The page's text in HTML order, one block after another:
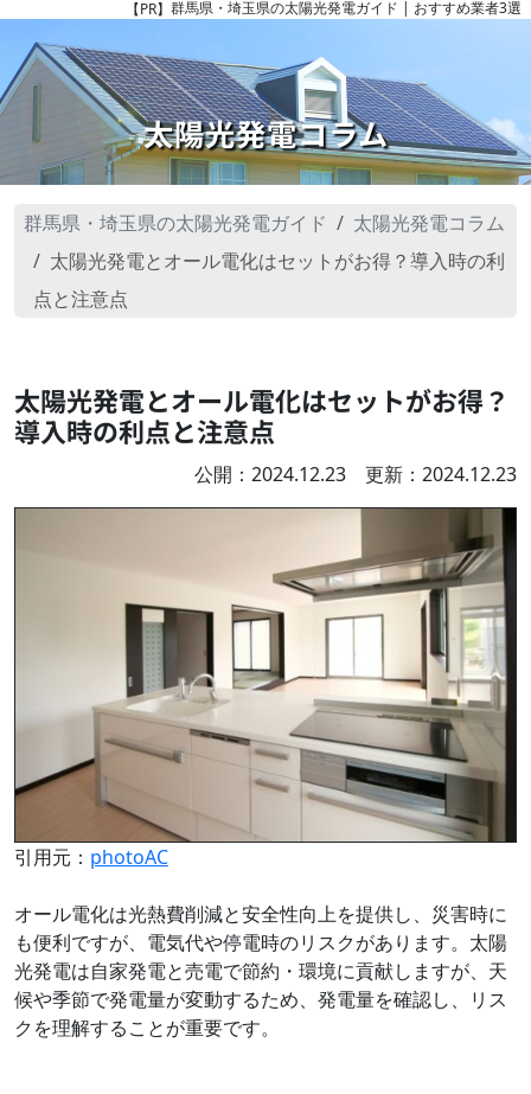
【PR】 群馬県・埼玉県の太陽光発電ガイド | おすすめ業者3選
太陽光発電コラム
群馬県・埼玉県の太陽光発電ガイド
太陽光発電コラム
太陽光発電とオール電化はセットがお得？導入時の利
点と注意点
太陽光発電とオール電化はセットがお得？
導入時の利点と注意点
公開：2024.12.23 更新：2024.12.23
引用元： photoAC
オール電化は光熱費削減と安全性向上を提供し、災害時に
も便利ですが、電気代や停電時のリスクがあります。太陽
光発電は自家発電と売電で節約・環境に貢献しますが、天
候や季節で発電量が変動するため、発電量を確認し、リス
クを理解することが重要です。